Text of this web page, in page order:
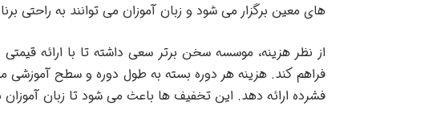
های معین برگزار می شود و زبان آموزان می توانند به راحتی
از نظر هزینه، موسسه سخن برتر سعی داشته تا با ارائه
فراهم کند. هزینه هر دوره بسته به طول دوره و سطح
فشرده ارائه دهد. این تخفیف ها باعث می شود تا زبان آموزان